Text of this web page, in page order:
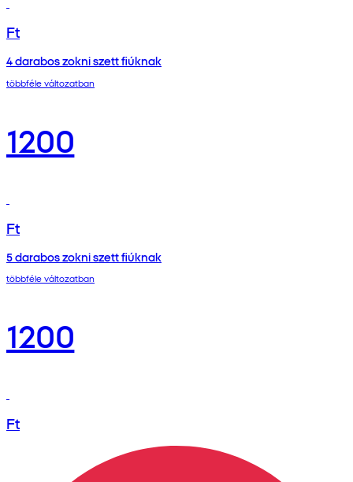
Ft
4 darabos zokni szett fiúknak
többféle változatban
1200
Ft
5 darabos zokni szett fiúknak
többféle változatban
1200
Ft